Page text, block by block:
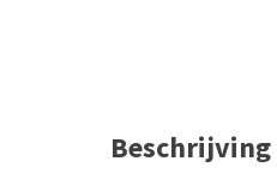
Beschrijving